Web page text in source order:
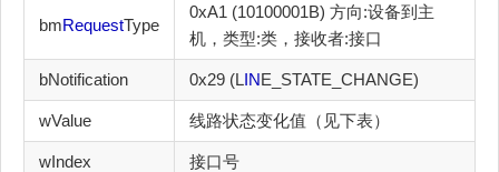
bmRequestType
0xA1 (10100001B) 方向:设备到主
机，类型:类，接收者:接口
bNotification 0x29 (LINE_STATE_CHANGE)
wValue 线路状态变化值（见下表）
wIndex 接口号